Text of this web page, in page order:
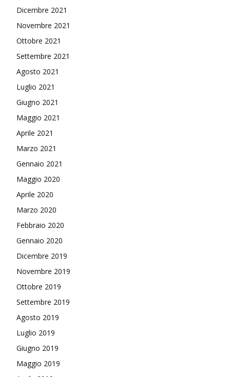
Dicembre 2021
Novembre 2021
Ottobre 2021
Settembre 2021
Agosto 2021
Luglio 2021
Giugno 2021
Maggio 2021
Aprile 2021
Marzo 2021
Gennaio 2021
Maggio 2020
Aprile 2020
Marzo 2020
Febbraio 2020
Gennaio 2020
Dicembre 2019
Novembre 2019
Ottobre 2019
Settembre 2019
Agosto 2019
Luglio 2019
Giugno 2019
Maggio 2019